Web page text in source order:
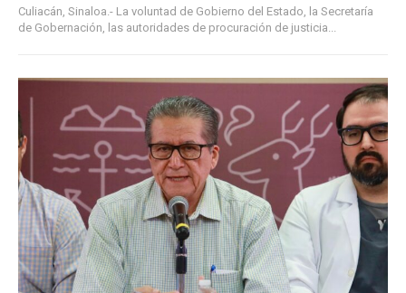
Culiacán, Sinaloa.- La voluntad de Gobierno del Estado, la Secretaría
de Gobernación, las autoridades de procuración de justicia...